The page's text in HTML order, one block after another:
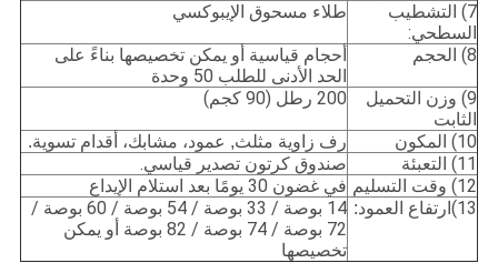
7) التشطيب
السطحي:
طلاء مسحوق الإيبوكسي
8) الحجم
أحجام قياسية أو يمكن تخصيصها بناءً على
الحد الأدنى للطلب 50 وحدة
9) وزن التحميل
الثابت
200 رطل (90 كجم)
10) المكون رف زاوية مثلث, عمود، مشابك، أقدام تسوية.
11) التعبئة
صندوق كرتون تصدير قياسي.
12) وقت التسليم
في غضون 30 يومًا بعد استلام الإيداع
13) ارتفاع العمود:
14 بوصة / 33 بوصة / 54 بوصة / 60 بوصة /
72 بوصة / 74 بوصة / 82 بوصة أو يمكن
تخصيصها